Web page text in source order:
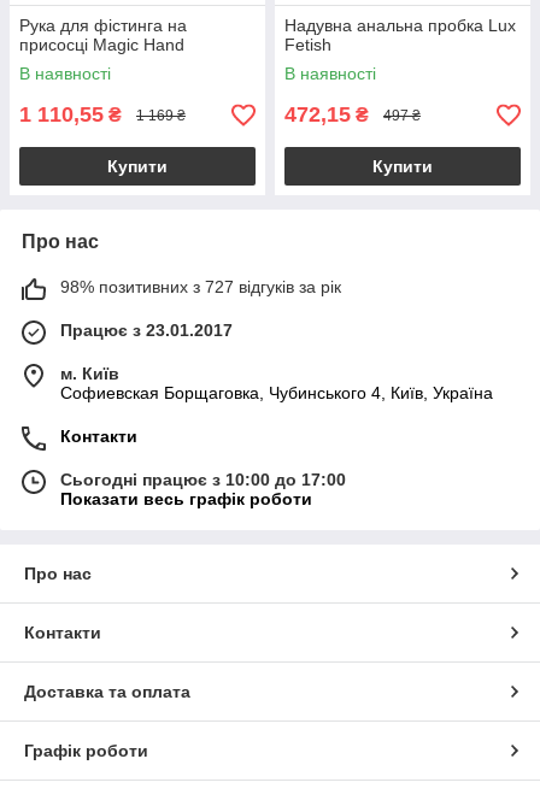
Рука для фістинга на
присосці Magic Hand
В наявності
1 110,55 ₴ 1 169 ₴
Купити
Надувна анальна пробка Lux
Fetish
В наявності
472,15 ₴ 497 ₴
Купити
Про нас
98% позитивних з 727 відгуків за рік
Працює з 23.01.2017
м. Київ
Софиевская Борщаговка, Чубинського 4, Київ, Україна
Контакти
Сьогодні працює з 10:00 до 17:00
Показати весь графік роботи
Про нас
Контакти
Доставка та оплата
Графік роботи